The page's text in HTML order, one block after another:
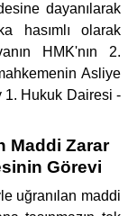
dayanılarak
hasımlı olarak
HMK'nın 2.
Asliye
1. Hukuk Dairesi -
Maddi Zarar
Görevi
uğranılan maddi